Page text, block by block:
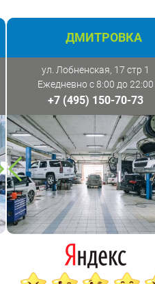
ДМИТРОВКА
ул. Лобненская, 17 стр 1
Ежедневно с 8:00 до 22:00
+7 (495) 150-70-73